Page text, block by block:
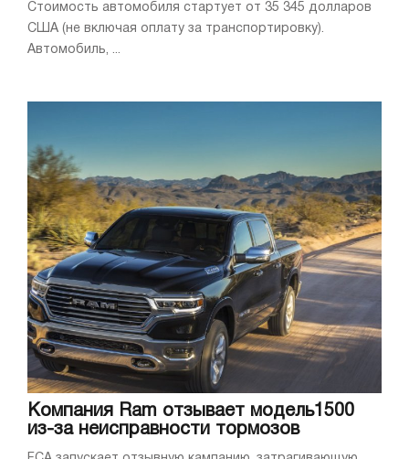
Стоимость автомобиля стартует от 35 345 долларов
США (не включая оплату за транспортировку).
Автомобиль, ...
Компания Ram отзывает модель1500
из-за неисправности тормозов